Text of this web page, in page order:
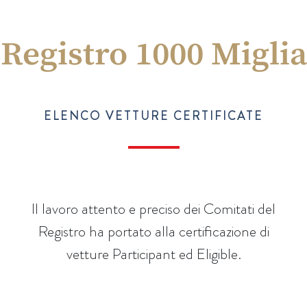
Registro 1000 Miglia
ELENCO VETTURE CERTIFICATE
Il lavoro attento e preciso dei Comitati del
Registro ha portato alla certificazione di
vetture Participant ed Eligible.